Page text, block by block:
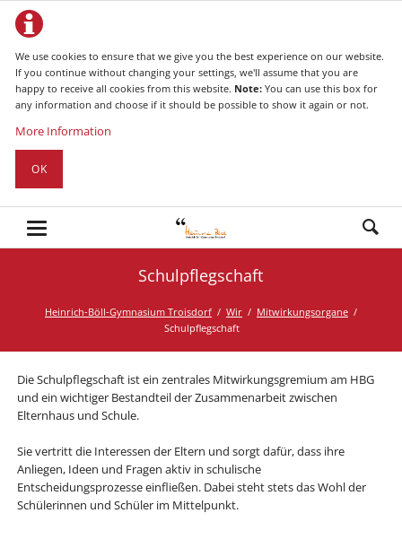
We use cookies to ensure that we give you the best experience on our website.
If you continue without changing your settings, we'll assume that you are
happy to receive all cookies from this website. Note:You can use this box for
any information and choose if it should be possible to show it again or not.
More Information
OK
Schulpflegschaft
Heinrich-Böll-Gymnasium Troisdorf Wir
Mitwirkungsorgane
Schulpflegschaft
Die Schulpflegschaft ist ein zentrales Mitwirkungsgremium am HBG
und ein wichtiger Bestandteil der Zusammenarbeit zwischen
Elternhaus und Schule.
Sie vertritt die Interessen der Eltern und sorgt dafür, dass ihre
Anliegen, Ideen und Fragen aktiv in schulische
Entscheidungsprozesse einfließen. Dabei steht stets das Wohl der
Schülerinnen und Schüler im Mittelpunkt.